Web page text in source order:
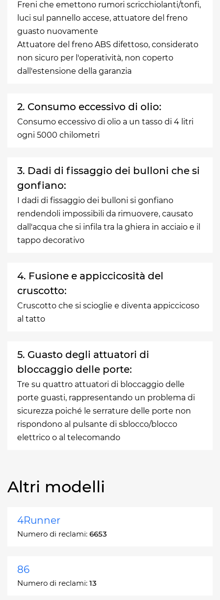
Freni che emettono rumori scricchiolanti/tonfi,
luci sul pannello accese, attuatore del freno
guasto nuovamente
Attuatore del freno ABS difettoso, considerato
non sicuro per l'operatività, non coperto
dall'estensione della garanzia
2. Consumo eccessivo di olio:
Consumo eccessivo di olio a un tasso di 4 litri
ogni 5000 chilometri
3. Dadi di fissaggio dei bulloni che si
gonfiano:
I dadi di fissaggio dei bulloni si gonfiano
rendendoli impossibili da rimuovere, causato
dall'acqua che si infila tra la ghiera in acciaio e il
tappo decorativo
4. Fusione e appiccicosità del
cruscotto:
Cruscotto che si scioglie e diventa appiccicoso
al tatto
5. Guasto degli attuatori di
bloccaggio delle porte:
Tre su quattro attuatori di bloccaggio delle
porte guasti, rappresentando un problema di
sicurezza poiché le serrature delle porte non
rispondono al pulsante di sblocco/blocco
elettrico o al telecomando
Altri modelli
4Runner
Numero di reclami: 6653
86
Numero di reclami: 13